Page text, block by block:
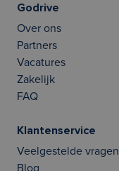
Godrive
Over ons
Partners
Vacatures
Zakelijk
FAQ
Klantenservice
Veelgestelde vragen
Blog